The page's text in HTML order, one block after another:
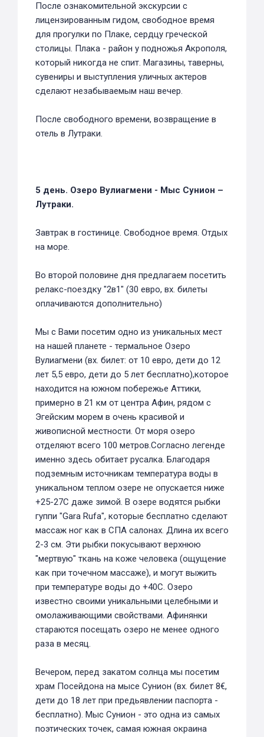
После ознакомительной экскурсии с
лицензированным гидом, свободное время
для прогулки по Плаке, сердцу греческой
столицы. Плака - район у подножья Акрополя,
который никогда не спит. Магазины, таверны,
сувениры и выступления уличных актеров
сделают незабываемым наш вечер.
После свободного времени, возвращение в
отель в Лутраки.
5 день. Озеро Вулиагмени - Мыс Сунион –
Лутраки.
Завтрак в гостинице. Свободное время. Отдых
на море.
Во второй половине дня предлагаем посетить
релакс-поездку "2в1" (30 евро, вх. билеты
оплачиваются дополнительно)
Мы с Вами посетим одно из уникальных мест
на нашей планете - термальное Озеро
Вулиагмени (вх. билет: от 10 евро, дети до 12
лет 5,5 евро, дети до 5 лет бесплатно),которое
находится на южном побережье Аттики,
примерно в 21 км от центра Афин, рядом с
Эгейским морем в очень красивой и
живописной местности. От моря озеро
отделяют всего 100 метров.Согласно легенде
именно здесь обитает русалка. Благодаря
подземным источникам температура воды в
уникальном теплом озере не опускается ниже
+25-27С даже зимой. В озере водятся рыбки
гуппи "Gara Rufa", которые бесплатно сделают
массаж ног как в СПА салонах. Длина их всего
2-3 см. Эти рыбки покусывают верхнюю
"мертвую" ткань на коже человека (ощущение
как при точечном массаже), и могут выжить
при температуре воды до +40С. Озеро
известно своими уникальными целебными и
омолаживающими свойствами. Афинянки
стараются посещать озеро не менее одного
раза в месяц.
Вечером, перед закатом солнца мы посетим
храм Посейдона на мысе Сунион (вх. билет 8€,
дети до 18 лет при предьявлении паспорта -
бесплатно). Мыс Сунион - это одна из самых
поэтических точек, самая южная окраина